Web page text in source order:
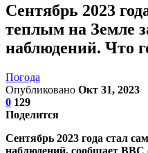
Сентябрь 2023
теплым на Земле
наблюдений. Что
Погода
Опубликовано Окт 31, 2023
0 129
Поделится
Cентябрь 2023 года стал
наблюдений, сообщает